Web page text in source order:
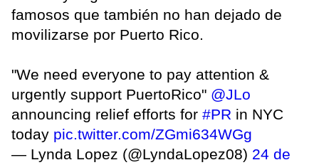
famosos que también no han dejado de
movilizarse por Puerto Rico.
"We need everyone to pay attention &
urgently support PuertoRico" @JLo
announcing relief efforts for #PR in NYC
today pic.twitter.com/ZGmi634WGg
— Lynda Lopez (@LyndaLopez08) 24 de